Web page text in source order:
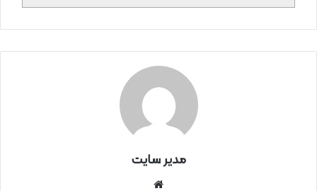
مدیر سایت